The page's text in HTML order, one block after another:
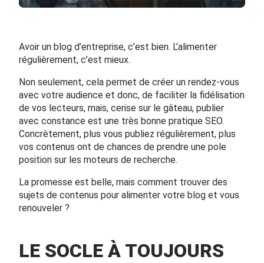
Avoir un blog d’entreprise, c’est bien. L’alimenter
régulièrement, c’est mieux.
Non seulement, cela permet de créer un rendez-vous
avec votre audience et donc, de faciliter la fidélisation
de vos lecteurs, mais, cerise sur le gâteau, publier
avec constance est une très bonne pratique SEO.
Concrètement, plus vous publiez régulièrement, plus
vos contenus ont de chances de prendre une pole
position sur les moteurs de recherche.
La promesse est belle, mais comment trouver des
sujets de contenus pour alimenter votre blog et vous
renouveler ?
LE SOCLE À TOUJOURS